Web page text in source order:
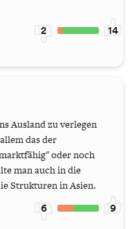
2 14
Ausland zu verlegen
das der
oder noch
man auch in die
Strukturen in Asien.
6 9